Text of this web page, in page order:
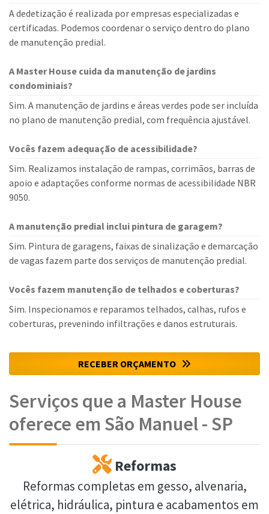
A dedetização é realizada por empresas especializadas e
certificadas. Podemos coordenar o serviço dentro do plano
de manutenção predial.
A Master House cuida da manutenção de jardins
condominiais?
Sim. A manutenção de jardins e áreas verdes pode ser incluída
no plano de manutenção predial, com frequência ajustável.
Vocês fazem adequação de acessibilidade?
Sim. Realizamos instalação de rampas, corrimãos, barras de
apoio e adaptações conforme normas de acessibilidade NBR
9050.
A manutenção predial inclui pintura de garagem?
Sim. Pintura de garagens, faixas de sinalização e demarcação
de vagas fazem parte dos serviços de manutenção predial.
Vocês fazem manutenção de telhados e coberturas?
Sim. Inspecionamos e reparamos telhados, calhas, rufos e
coberturas, prevenindo infiltrações e danos estruturais.
RECEBER ORÇAMENTO
Serviços que a Master House
oferece em São Manuel - SP
Reformas
Reformas completas em gesso, alvenaria,
elétrica, hidráulica, pintura e acabamentos em